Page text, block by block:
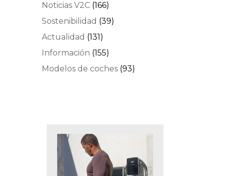
Noticias V2C (166)
Sostenibilidad (39)
Actualidad (131)
Información (155)
Modelos de coches (93)